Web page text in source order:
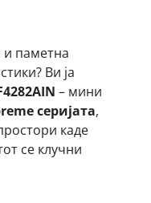
и паметна
Ви ја
– мини
серијата,
каде
се клучни